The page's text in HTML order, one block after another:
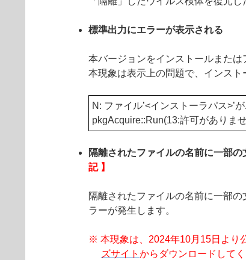
標準出力にエラーが表示される
本バージョンをインストールまたは
本現象は表示上の問題で、インスト
N: ファイル’<インストーラパス>’
pkgAcquire::Run(13:許可がありま
隔離されたファイルの名前に一部
記 】
隔離されたファイルの名前に一部
ラーが発生します。
※ 本現象は、2024年10月15日より
ズサイト からダウンロードしてく